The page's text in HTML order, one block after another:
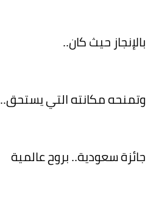
بالإنجاز حيث كان..
وتمنحه مكانته التي يستحق..
جائزة سعودية.. بروح عالمية